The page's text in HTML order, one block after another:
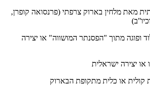
מאת מלחין בארוק צרפתי (פרנסואה קופרן,
ופוגה מתוך "הפסנתר המושווה" או יצירה
או יצירה ישראלית
קולית או כלית מתקופת הבארוק